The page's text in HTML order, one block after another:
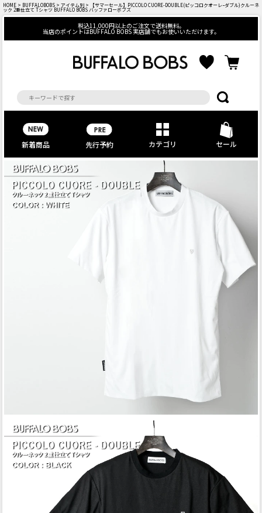
HOME > BUFFALOBOBS > アイテム別 > 【サマーセール】PICCOLO CUORE-DOUBLE(ピッコロクオーレｰダブル)クルーネ
ック 2重仕立て Tシャツ BUFFALO BOBS バッファローボブズ
税込11,000円以上のご注文で送料無料。
当店のポイントはBUFFALO BOBS 実店舗でもお使いいただけます。
新着商品 先行予約 カテゴリ セール